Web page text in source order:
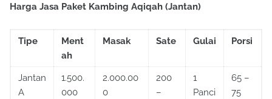
Harga Jasa Paket Kambing Aqiqah (Jantan)
Tipe
Ment
ah
Masak Sate Gulai Porsi
Jantan
A
1.500.
000
2.000.00
0
200
–
1
Panci
65 –
75